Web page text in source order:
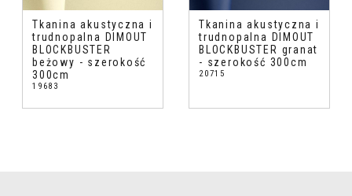
Tkanina akustyczna i
trudnopalna DIMOUT
BLOCKBUSTER
beżowy - szerokość
300cm
19683
Tkanina akustyczna i
trudnopalna DIMOUT
BLOCKBUSTER granat
- szerokość 300cm
20715